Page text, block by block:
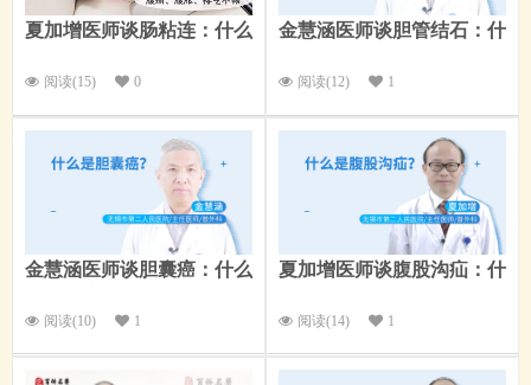
夏加增医师谈肠粘连：什么
阅读(15) 0
金慧涵医师谈胆管结石：什
阅读(12) 1
金慧涵医师谈胆囊癌：什么
阅读(10) 1
夏加增医师谈腹股沟疝：什
阅读(14) 1